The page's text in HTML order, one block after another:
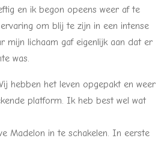
en ik begon opeens weer af te
om blij te zijn in een intense
mijn lichaam gaf eigenlijk aan dat er
was.
hebben het leven opgepakt en weer
platform. Ik heb best wel wat
Madelon in te schakelen. In eerste